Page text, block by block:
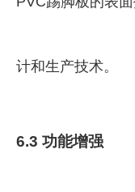
计和生产技术。
6.3 功能增强